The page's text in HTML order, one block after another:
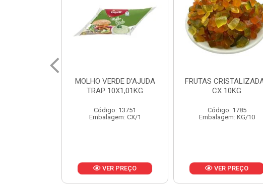
FRUTAS CRISTALIZADAS
CX 10KG
Código: 1785
Embalagem: KG/10
VER PREÇO
MARGARINA PRIMOR
BALDE 3KG
Código: 1801
Embalagem: BD/1
VER PREÇO